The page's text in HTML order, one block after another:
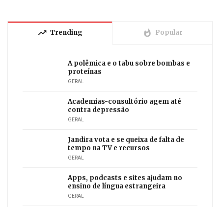
trending_up Trending whatshot Popular
A polêmica e o tabu sobre bombas e
proteínas
GERAL
Academias-consultório agem até
contra depressão
GERAL
Jandira vota e se queixa de falta de
tempo na TV e recursos
GERAL
Apps, podcasts e sites ajudam no
ensino de língua estrangeira
GERAL